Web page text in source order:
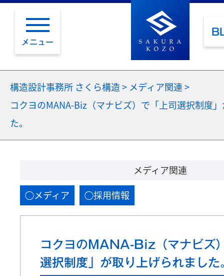
メニュー
構造設計事務所 さくら構造> メディア関連>
コクヨのMANA-Biz（マナビズ）で「上司選択制度
た。
メディア関連
メディア
採用情報
コクヨのMANA-Biz（マナビズ
選択制度」が取り上げられました